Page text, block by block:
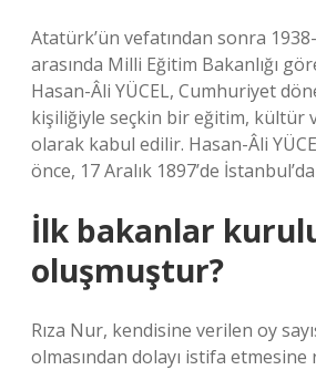
Atatürk’ün vefatından sonra 1938-
arasında Milli Eğitim Bakanlığı
Hasan-Âli YÜCEL, Cumhuriyet
kişiliğiyle seçkin bir eğitim, kültür
olarak kabul edilir. Hasan-Âli
önce, 17 Aralık 1897’de
İlk bakanlar
oluşmuştur?
Rıza Nur, kendisine verilen oy
olmasından dolayı istifa etmesine